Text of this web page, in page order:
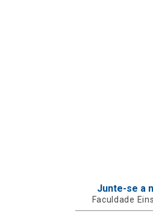
Junte-se a
Faculdade